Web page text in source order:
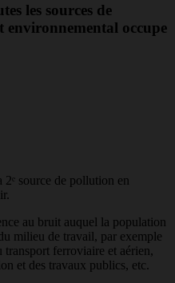
les sources de
occupe
source de pollution en
au bruit auquel la population
milieu de travail, par exemple
ferroviaire et aérien,
et des travaux publics, etc.